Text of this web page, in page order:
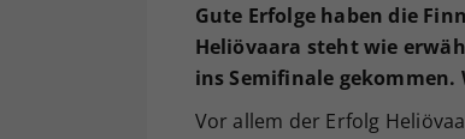
Gute Erfolge haben die
Heliövaara steht wie
ins Semifinale gekommen.
Vor allem der Erfolg